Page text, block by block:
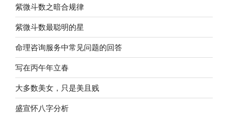
紫微斗数之暗合规律
紫微斗数最聪明的星
命理咨询服务中常见问题的回答
写在丙午年立春
大多数美女，只是美且贱
盛宣怀八字分析